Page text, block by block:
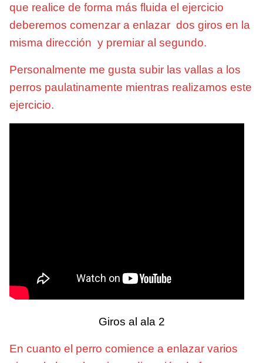
que realice de forma más fluida el ejercicio
deberemos comenzar a enlazar dos giros en la
misma dirección y premiar al segundo.
Personalmente me gusta subir las vallas a los
perros paulatinamente mientras realizamos este
ejercicio.
Giros al ala 2
En cuanto el perro comience a enlazar varios